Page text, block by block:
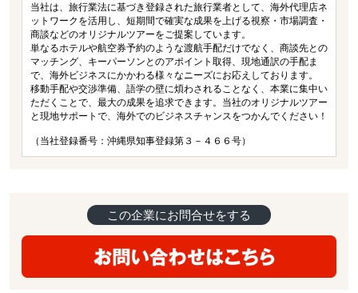
当社は、旅行業法に基づき登録された旅行業者として、海外代理店ネ
ットワークを活用し、短期間で確実な成果を上げる視察・市場調査・
商談などのオリジナルツアーをご提案しています。
単なるホテルや航空券予約のような渡航手配だけでなく、商談先との
マッチング、キーパーソンとのアポイント取得、現地通訳の手配ま
で、海外ビジネスにかかわる様々なニーズにお応えしております。
移動手配や交渉準備、語学の壁に煩わされることなく、本業に集中い
ただくことで、最大の成果を追求できます。当社のオリジナルツアー
と現地サポートで、海外でのビジネスチャンスをつかんでください！
（当社登録番号：沖縄県知事登録第３－４６６号）
この企業にお問合せをする